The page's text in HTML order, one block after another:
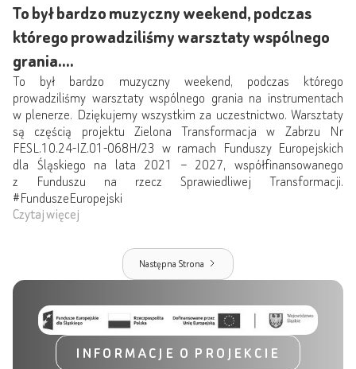
To był bardzo muzyczny weekend, podczas
którego prowadziliśmy warsztaty wspólnego
grania....
To był bardzo muzyczny weekend, podczas którego
prowadziliśmy warsztaty wspólnego grania na instrumentach
w plenerze. Dziękujemy wszystkim za uczestnictwo. Warsztaty
są częścią projektu Zielona Transformacja w Zabrzu Nr
FESL.10.24-IZ.01-068H/23 w ramach Funduszy Europejskich
dla Śląskiego na lata 2021 – 2027, współfinansowanego
z Funduszu na rzecz Sprawiedliwej Transformacji.
#FunduszeEuropejski
Czytaj więcej
Następna Strona
INFORMACJE O PROJEKCIE